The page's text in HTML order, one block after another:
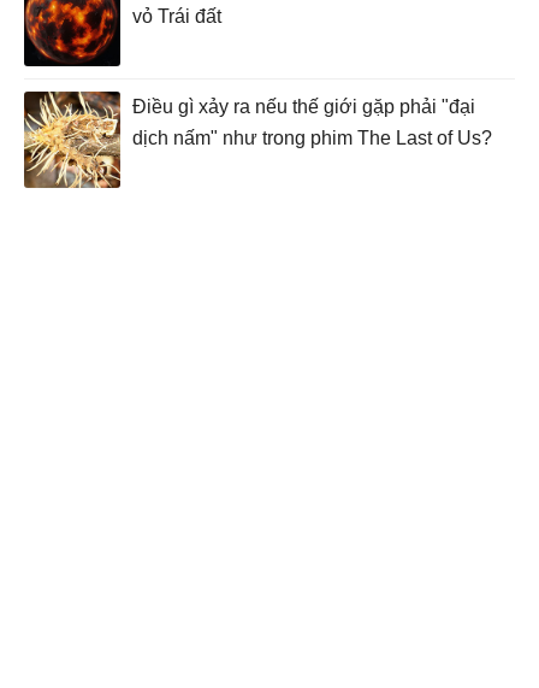
vỏ Trái đất
Điều gì xảy ra nếu thế giới gặp phải "đại
dịch nấm" như trong phim The Last of Us?